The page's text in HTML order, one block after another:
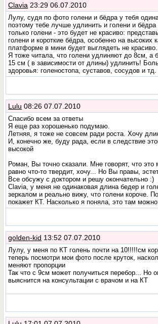
Clavia 23:29 06.07.2010
Лулу, судя по фото голени и бёдра у тебя
поэтому тебе лучше удлинить и голени и
только голени - это будет не красиво:
голени и короткие бёдра, особенно на высоких
платформе в мини будет выглядеть не
Я тоже читала, что голени удлиняют до 8см, а
15 см ( в зависимости от длины) удлинить!
здоровья: голеностопа, суставов, сосудов и тд.
Lulu 08:26 07.07.2010
Спасибо всем за ответы
Я еще раз хорошенько подумаю.
Летняя, я тоже не совсем ради роста. Хочу
И, конечно же, буду рада, если в следствие
высокой
Роман, Вы точно сказали. Мне говорят, что это
равно что-то твердит, хочу... Но Вы правы,
Все обсужу с доктором и решу окончательно :)
Clavia, у меня не одинаковая длина бедер и
зеркалом и реально вижу, что голени короче.
покажет КТ. Насколько я поняла, это там можно
golden-kid 13:52 07.07.2010
Лулу, у меня по КТ голень почти на 10!!!!!см
теперь посмотри мои фото после круток,
меняют пропорции
Так что с 9см может получиться перебор... Но
выяснится на консультации с врачом и на КТ